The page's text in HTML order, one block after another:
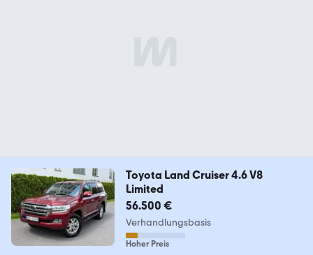
Toyota Land Cruiser 4.6 V8
Limited
56.500 €
Verhandlungsbasis
Hoher Preis